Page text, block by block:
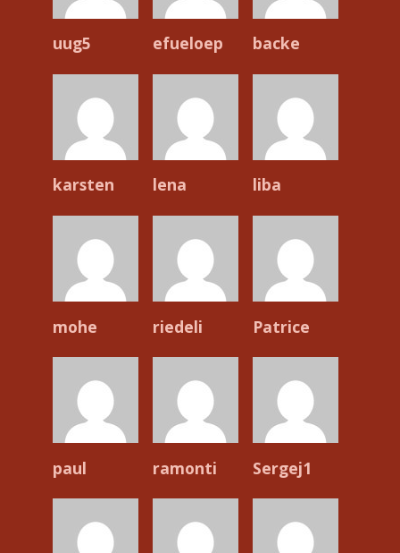
uug5 efueloep backe
karsten lena liba
mohe riedeli Patrice
paul ramonti Sergej1